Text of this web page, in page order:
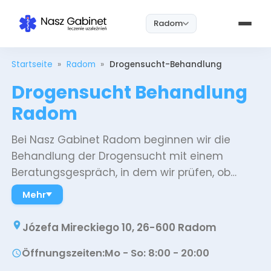
Radom
Startseite » Radom » Drogensucht-Behandlung
Drogensucht Behandlung
Radom
Bei Nasz Gabinet Radom beginnen wir die
Behandlung der Drogensucht mit einem
Beratungsgespräch, in dem wir prüfen, ob
zuerst der Gesundheitszustand stabilisiert
werden muss oder ob die Therapie sofort
beginnen kann. Anschließend übernehmen wir
Diagnostik, unterstützende Pharmakotherapie,
Einzel- und Gruppenpsychotherapie sowie
Mehr
Józefa Mireckiego 10, 26-600 Radom
Öffnungszeiten:Mo - So: 8:00 - 20:00